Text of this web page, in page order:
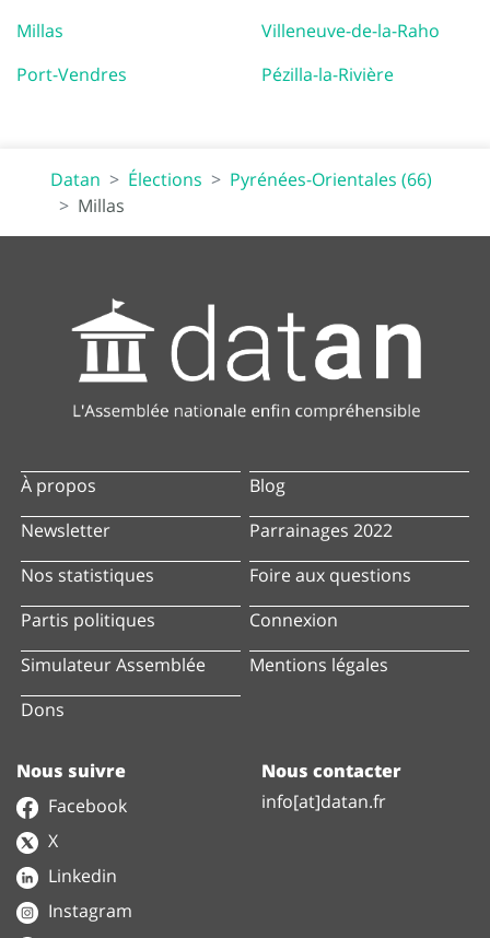
Millas
Villeneuve-de-la-Raho
Port-Vendres
Pézilla-la-Rivière
Datan Élections
Pyrénées-Orientales (66)
Millas
À propos
Newsletter
Nos statistiques
Partis politiques
Simulateur Assemblée
Dons
Blog
Parrainages 2022
Foire aux questions
Connexion
Mentions légales
Nous suivre
Facebook
X
Linkedin
Instagram
Nous contacter
info[at]datan.fr